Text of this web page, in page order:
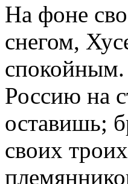
На фоне
снегом,
спокойным.
Россию на
оставишь;
своих